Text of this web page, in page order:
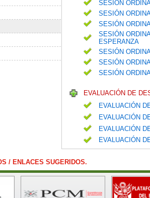
SESIÓN
SESIÓN
SESIÓN
SESIÓN
ESPERANZA
SESIÓN
SESIÓN
SESIÓN
EVALUACIÓN DE
EVALUACIÓN
EVALUACIÓN
EVALUACIÓN
EVALUACIÓN
/ ENLACES SUGERIDOS.